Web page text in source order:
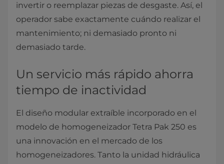
invertir o reemplazar piezas de desgaste. Así, el
operador sabe exactamente cuándo realizar el
mantenimiento; ni demasiado pronto ni
demasiado tarde.
Un servicio más rápido ahorra
tiempo de inactividad
El diseño modular extraíble incorporado en el
modelo de homogeneizador Tetra Pak 250 es
una innovación en el mercado de los
homogeneizadores. Tanto la unidad hidráulica